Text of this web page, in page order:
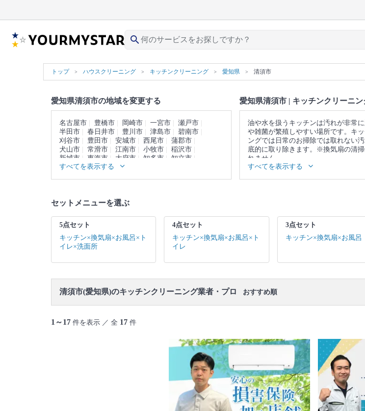
search
トップ ハウスクリーニング キッチンクリーニング 愛知県 清須市
愛知県清須市の地域を変更する
名古屋市 豊橋市 岡崎市 一宮市
瀬戸市
半田市
春日井市 豊川市 津島市
碧南市
刈谷市
豊田市 安城市 西尾市
蒲郡市
犬山市
常滑市 江南市 小牧市
稲沢市
新城市
東海市 大府市 知多市
知立市
尾張旭市
高浜市 岩倉市
すべてを表示する
愛知県清須市 | キッチンクリーニン
油や水を扱うキッチンは汚れが非常
や雑菌が繁殖しやすい場所です。キ
ングでは日常のお掃除では取れない
底的に取り除きます。※換気扇の清掃
れません。
▼表示価格に含まれるキッチンクリー
範囲
もご参照ください。
ります。
すべてを表示する
セットメニューを選ぶ
5点セット
キッチン×換気扇×お風呂×ト
イレ×洗面所
4点セット
キッチン×換気扇×お風呂×ト
イレ
3点セット
キッチン×換気扇×お風呂
清須市(愛知県)のキッチンクリーニング業者・プロ おすすめ順
1～17 件を表示 ／ 全 17 件